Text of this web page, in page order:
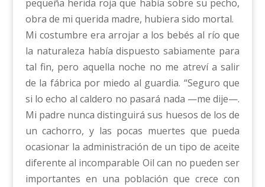
pequeña herida roja que había sobre su pecho,
obra de mi querida madre, hubiera sido mortal.
Mi costumbre era arrojar a los bebés al río que
la naturaleza había dispuesto sabiamente para
tal fin, pero aquella noche no me atreví a salir
de la fábrica por miedo al guardia. “Seguro que
si lo echo al caldero no pasará nada —me dije—.
Mi padre nunca distinguirá sus huesos de los de
un cachorro, y las pocas muertes que pueda
ocasionar la administración de un tipo de aceite
diferente al incomparable Oil can no pueden ser
importantes en una población que crece con